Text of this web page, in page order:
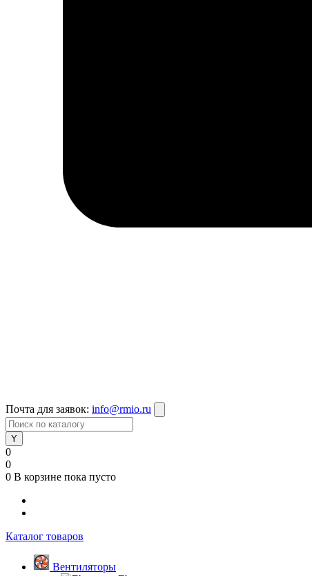
Почта для заявок: info@rmio.ru
0
0
0 В корзине пока пусто
Каталог товаров
Вентиляторы